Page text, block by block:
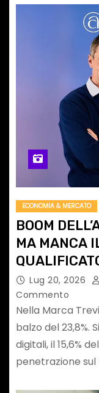
ECONOMIA & MERCATO
BOOM
MA MANCA
Lug 20, 2026
Commento
Nella Marca
balzo del 23,8%.
digitali, il 15,6%
penetrazione